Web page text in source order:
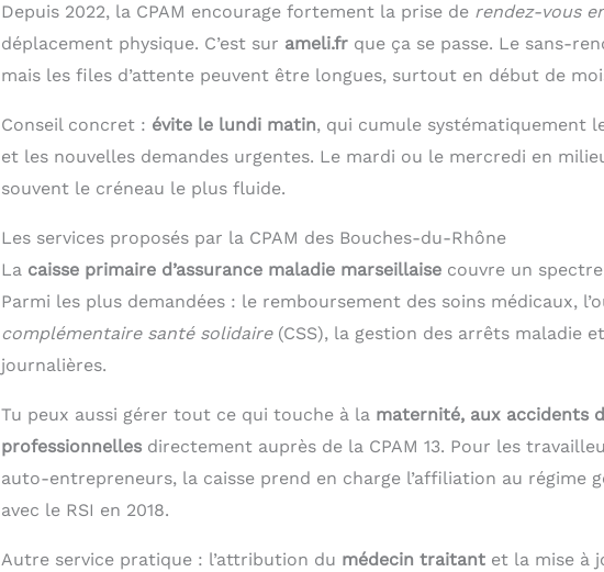
Depuis 2022, la CPAM encourage fortement la prise de rendez-vous
déplacement physique. C’est sur ameli.frque ça se passe. Le sans-
mais les files d’attente peuvent être longues, surtout en début de
Conseil concret : évite le lundi matin, qui cumule systématiquement
et les nouvelles demandes urgentes. Le mardi ou le mercredi en
souvent le créneau le plus fluide.
Les services proposés par la CPAM des Bouches-du-Rhône
La caisse primaire d’assurance maladie marseillaisecouvre un
Parmi les plus demandées : le remboursement des soins médicaux,
complémentaire santé solidaire(CSS), la gestion des arrêts maladie
journalières.
Tu peux aussi gérer tout ce qui touche à la maternité, aux accidents
professionnellesdirectement auprès de la CPAM 13. Pour les
auto-entrepreneurs, la caisse prend en charge l’affiliation au régime
avec le RSI en 2018.
Autre service pratique : l’attribution du médecin traitantet la mise à